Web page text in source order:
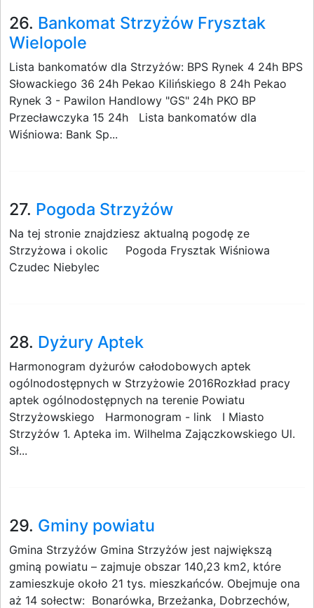
26. Bankomat Strzyżów Frysztak
Wielopole
Lista bankomatów dla Strzyżów: BPS Rynek 4 24h BPS
Słowackiego 36 24h Pekao Kilińskiego 8 24h Pekao
Rynek 3 - Pawilon Handlowy "GS" 24h PKO BP
Przecławczyka 15 24h Lista bankomatów dla
Wiśniowa: Bank Sp...
27. Pogoda Strzyżów
Na tej stronie znajdziesz aktualną pogodę ze
Strzyżowa i okolic Pogoda Frysztak Wiśniowa
Czudec Niebylec
28. Dyżury Aptek
Harmonogram dyżurów całodobowych aptek
ogólnodostępnych w Strzyżowie 2016Rozkład pracy
aptek ogólnodostępnych na terenie Powiatu
Strzyżowskiego Harmonogram - link I Miasto
Strzyżów 1. Apteka im. Wilhelma Zajączkowskiego Ul.
Sł...
29. Gminy powiatu
Gmina Strzyżów Gmina Strzyżów jest największą
gminą powiatu – zajmuje obszar 140,23 km2, które
zamieszkuje około 21 tys. mieszkańców. Obejmuje ona
aż 14 sołectw: Bonarówka, Brzeżanka, Dobrzechów,